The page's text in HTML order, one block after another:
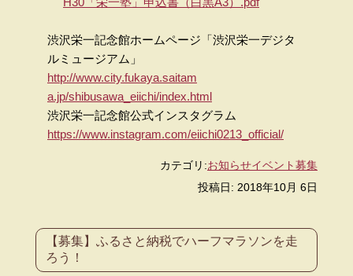
渋沢栄一記念館ホームページ「渋沢栄一デジタ
ルミュージアム」
http://www.city.fukaya.saitam
a.jp/shibusawa_eiichi/index.html
渋沢栄一記念館公式インスタグラム
https://www.instagram.com/eiichi0213_official/
カテゴリ:お知らせイベント募集
投稿日: 2018年10月 6日
【募集】ふるさと納税でハーフマラソンを走
ろう！